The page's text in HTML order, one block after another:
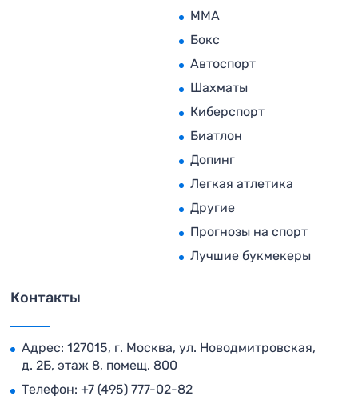
MMA
Бокс
Автоспорт
Шахматы
Киберспорт
Биатлон
Допинг
Легкая атлетика
Другие
Прогнозы на спорт
Лучшие букмекеры
Контакты
Адрес: 127015, г. Москва, ул. Новодмитровская,
д. 2Б, этаж 8, помещ. 800
Телефон: +7 (495) 777-02-82